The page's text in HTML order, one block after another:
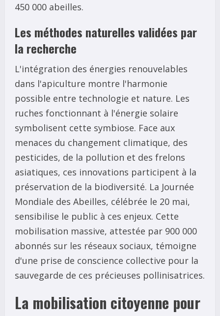
450 000 abeilles.
Les méthodes naturelles validées par
la recherche
L'intégration des énergies renouvelables
dans l'apiculture montre l'harmonie
possible entre technologie et nature. Les
ruches fonctionnant à l'énergie solaire
symbolisent cette symbiose. Face aux
menaces du changement climatique, des
pesticides, de la pollution et des frelons
asiatiques, ces innovations participent à la
préservation de la biodiversité. La Journée
Mondiale des Abeilles, célébrée le 20 mai,
sensibilise le public à ces enjeux. Cette
mobilisation massive, attestée par 900 000
abonnés sur les réseaux sociaux, témoigne
d'une prise de conscience collective pour la
sauvegarde de ces précieuses pollinisatrices.
La mobilisation citoyenne pour